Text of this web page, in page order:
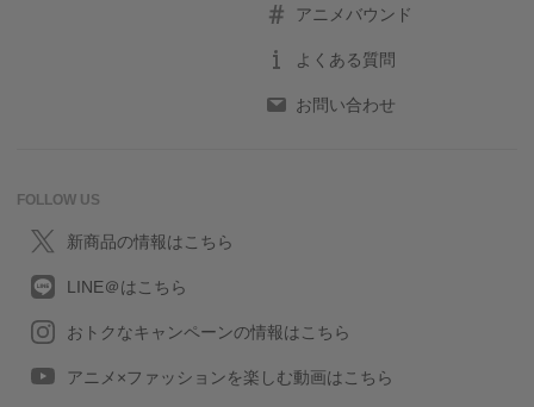
アニメバウンド
よくある質問
お問い合わせ
FOLLOW US
新商品の情報はこちら
LINE＠はこちら
おトクなキャンペーンの情報はこちら
アニメ×ファッションを楽しむ動画はこちら